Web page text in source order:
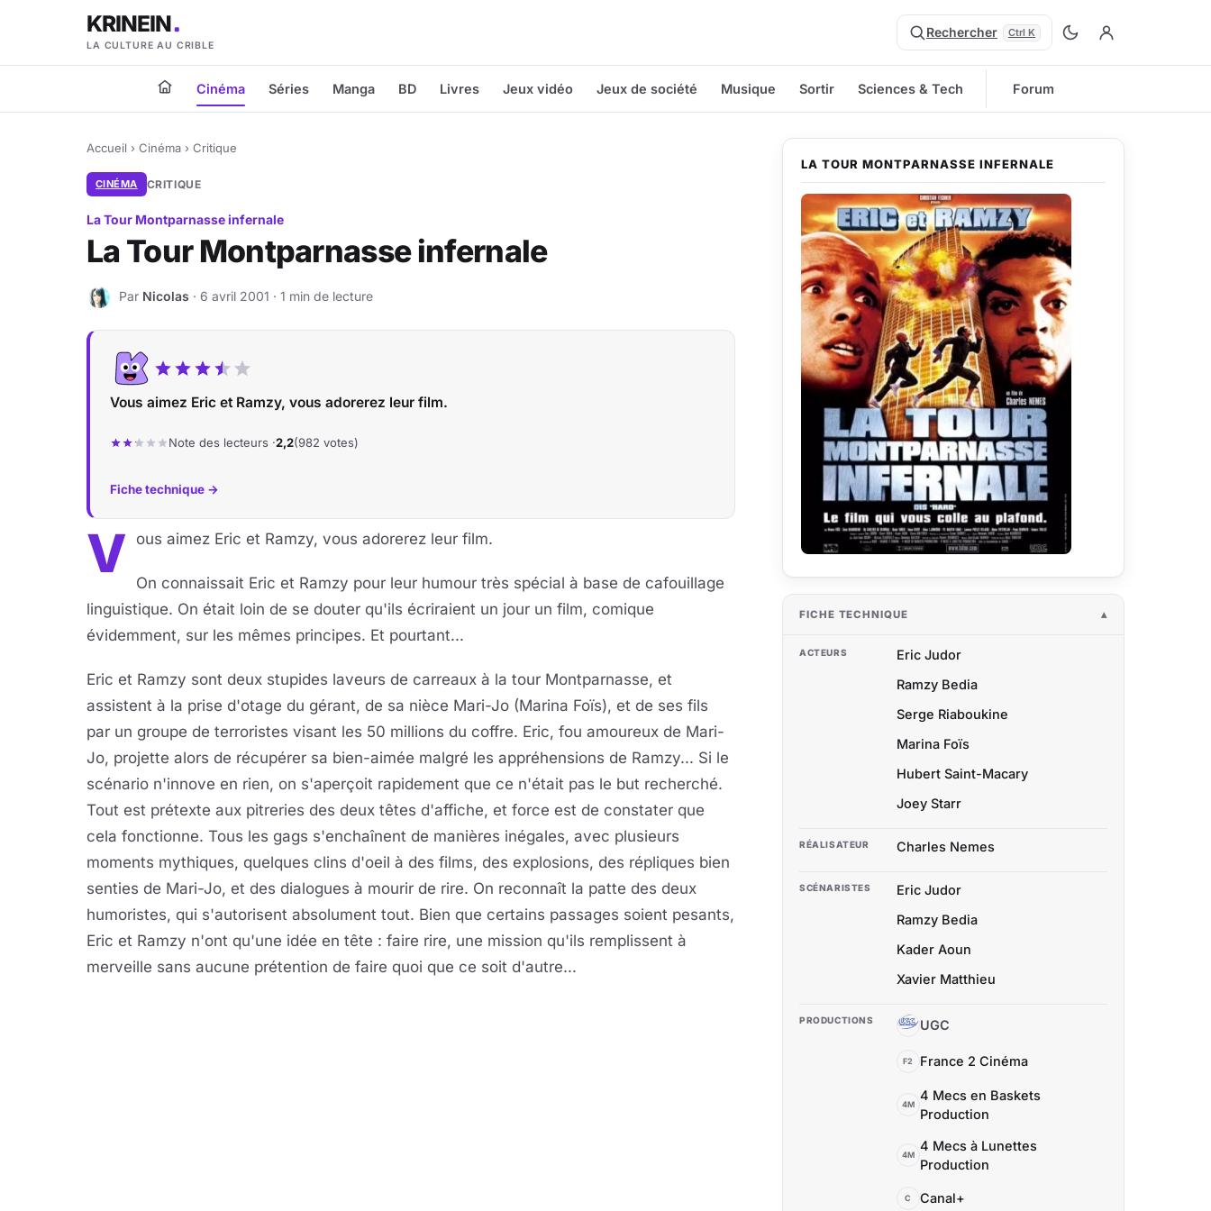
KRINEIN
LA CULTURE AU CRIBLE
Rechercher Ctrl K
Cinéma Séries Manga BD Livres Jeux vidéo Jeux de société Musique Sortir Sciences & Tech Forum
Accueil › Cinéma › Critique
CINÉMA CRITIQUE
La Tour Montparnasse infernale
La Tour Montparnasse infernale
N Par Nicolas · 6 avril 2001 · 1 min de lecture
Vous aimez Eric et Ramzy, vous adorerez leur film.
Note des lecteurs ·2,2(982 votes)
Fiche technique →
V ous aimez Eric et Ramzy, vous adorerez leur film.
On connaissait Eric et Ramzy pour leur humour très spécial à base de cafouillage
linguistique. On était loin de se douter qu'ils écriraient un jour un film, comique
évidemment, sur les mêmes principes. Et pourtant...
Eric et Ramzy sont deux stupides laveurs de carreaux à la tour Montparnasse, et
assistent à la prise d'otage du gérant, de sa nièce Mari-Jo (Marina Foïs), et de ses fils
par un groupe de terroristes visant les 50 millions du coffre. Eric, fou amoureux de Mari-
Jo, projette alors de récupérer sa bien-aimée malgré les appréhensions de Ramzy... Si le
scénario n'innove en rien, on s'aperçoit rapidement que ce n'était pas le but recherché.
Tout est prétexte aux pitreries des deux têtes d'affiche, et force est de constater que
cela fonctionne. Tous les gags s'enchaînent de manières inégales, avec plusieurs
moments mythiques, quelques clins d'oeil à des films, des explosions, des répliques bien
senties de Mari-Jo, et des dialogues à mourir de rire. On reconnaît la patte des deux
humoristes, qui s'autorisent absolument tout. Bien que certains passages soient pesants,
Eric et Ramzy n'ont qu'une idée en tête : faire rire, une mission qu'ils remplissent à
merveille sans aucune prétention de faire quoi que ce soit d'autre...
LA TOUR MONTPARNASSE INFERNALE
FICHE TECHNIQUE
ACTEURS
Eric Judor
Ramzy Bedia
Serge Riaboukine
Marina Foïs
Hubert Saint-Macary
Joey Starr
RÉALISATEUR Charles Nemes
SCÉNARISTES
Eric Judor
Ramzy Bedia
Kader Aoun
Xavier Matthieu
PRODUCTIONS U UGC
F2 France 2 Cinéma
4M
4 Mecs en Baskets
Production
4M
4 Mecs à Lunettes
Production
C Canal+